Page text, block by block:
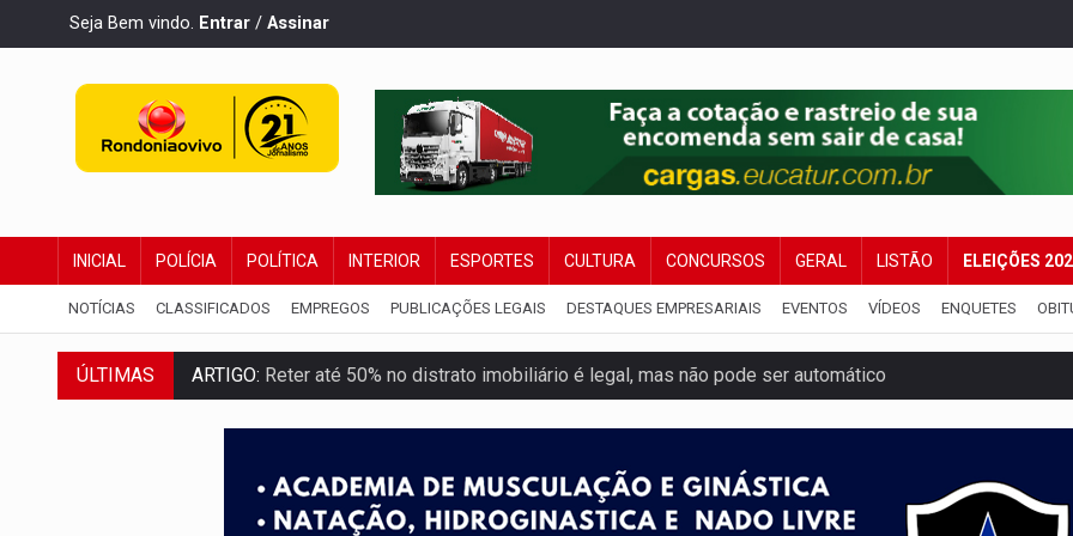
Seja Bem vindo. Entrar / Assinar
INICIAL POLÍCIA POLÍTICA INTERIOR ESPORTES CULTURA CONCURSOS GERAL LISTÃO ELEIÇÕES
NOTÍCIAS CLASSIFICADOS EMPREGOS PUBLICAÇÕES LEGAIS DESTAQUES EMPRESARIAIS EVENTOS VÍDEOS ENQUETES
ÚLTIMAS ARTIGO: Reter até 50% no distrato imobiliário é legal, mas não pode ser automático
DO HOSPITAL AO CAMPO:Veja as mais de 200 ações de Marcos Rogério para Rondônia
EXPANSÃO: Grupo Nova Era amplia presença em PVH e transforma Aramix em Super Nova Era
ROTA GLOBAL:PCC amplia presença internacional e transforma Brasil em corredor da cocaína